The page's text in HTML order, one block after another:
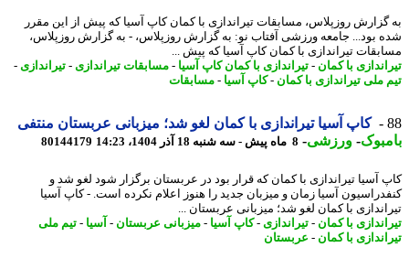
روزپلاس، مسابقات تیراندازی با کمان کاپ آسیا که پیش از این مقرر
بود... جامعه ورزشی آفتاب نو: به گزارش روزپلاس، - به گزارش روزپلاس،
تیراندازی با کمان کاپ آسیا که پیش ...
با کمان-تیراندازی با کمان کاپ آسیا -مسابقات تیراندازی- تیراندازی-
ملی تیراندازی با کمان-کاپ آسیا -مسابقات
کاپ آسیا تیراندازی با کمان لغو شد؛ میزبانی عربستان منتفی
-ورزشی-8 ماه پیش - سه شنبه 18 آذر 1404، 14:23 80144179
آسیا تیراندازی با کمان که قرار بود در عربستان برگزار شود لغو شد و
آسیا زمان و میزبان جدید را هنوز اعلام نکرده است. - کاپ آسیا
با کمان لغو شد؛ میزبانی عربستان ...
با کمان-تیراندازی- کاپ آسیا -میزبانی عربستان-آسیا -تیم ملی
با کمان-عربستان